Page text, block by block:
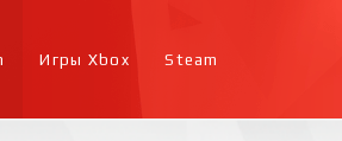
Игры Xbox Steam